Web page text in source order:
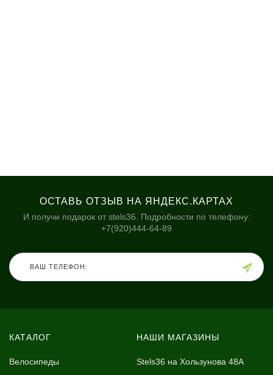
ОСТАВЬ ОТЗЫВ НА ЯНДЕКС.КАРТАХ
И получи подарок от stels36. Подробности по телефону:
+7(920)444-64-89
КАТАЛОГ
Велосипеды
НАШИ МАГАЗИНЫ
Stels36 на Хользунова 48А